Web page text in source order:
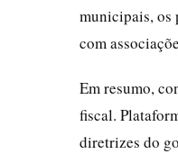
municipais, os
com
Em resumo,
fiscal.
diretrizes do